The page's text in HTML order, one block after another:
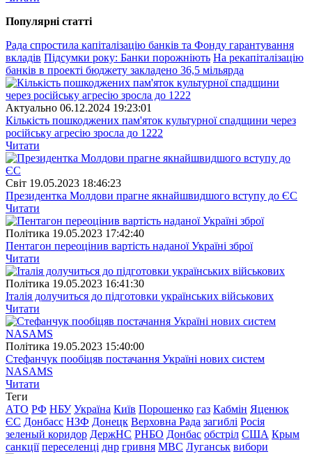
Популярнi статтi
Рада спростила капіталізацію банків та Фонду гарантування
вкладів Підсумки року: Банки порожніють На рекапіталізацію
банків в проекті бюджету закладено 36,5 мільярда
Актуально 06.12.2024 19:23:01
Кількість пошкоджених пам'яток культурної спадщини через
російську агресію зросла до 1222
Читати
Свiт 19.05.2023 18:46:23
Президентка Молдови прагне якнайшвидшого вступу до ЄС
Читати
Полiтика 19.05.2023 17:42:40
Пентагон переоцінив вартість наданої Україні зброї
Читати
Полiтика 19.05.2023 16:41:30
Італія долучиться до підготовки українських військових
Читати
Полiтика 19.05.2023 15:40:00
Стефанчук пообіцяв постачання Україні нових систем
NASAMS
Читати
Теги
АТО РФ НБУ Україна Київ Порошенко газ Кабмін Яценюк
ЄС Донбасс НЗФ Донецк Верховна Рада загиблі Росія
зеленый коридор ДержНС РНБО Донбас обстріл США Крым
санкції переселенці днр гривня МВС Луганськ вибори